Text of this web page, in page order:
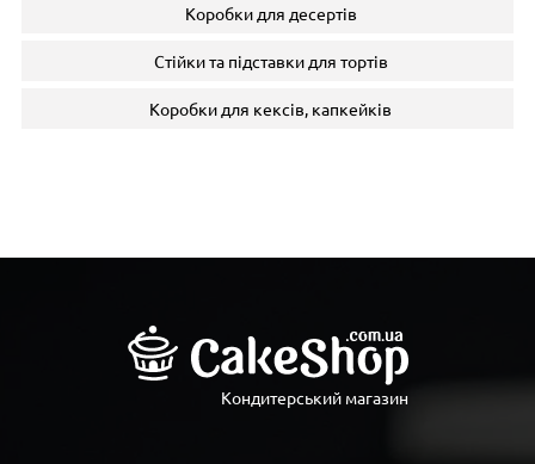
Коробки для десертів
Стійки та підставки для тортів
Коробки для кексів, капкейків
Кондитерський магазин